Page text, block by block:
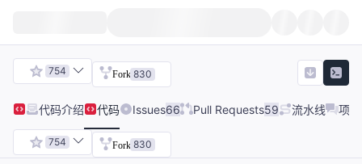
754 Fork 830
代码介绍 代码 Issues66 Pull Requests59 流水线 项
754 Fork 830